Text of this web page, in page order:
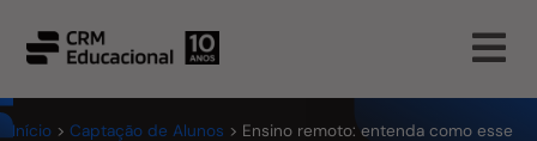
Início > Captação de Alunos > Ensino remoto: entenda como esse